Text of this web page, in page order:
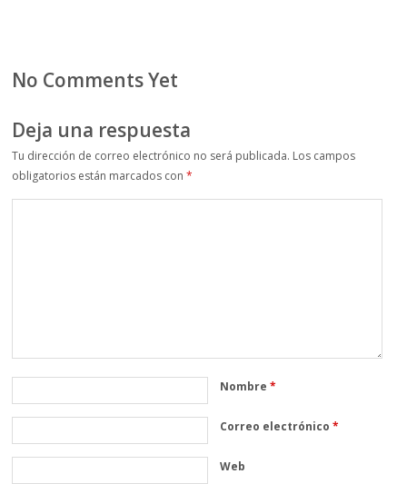
No Comments Yet
Deja una respuesta
Tu dirección de correo electrónico no será publicada. Los campos
obligatorios están marcados con*
Nombre*
Correo electrónico*
Web